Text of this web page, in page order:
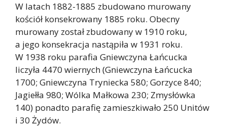
W latach 1882-1885 zbudowano murowany
kościół konsekrowany 1885 roku. Obecny
murowany został zbudowany w 1910 roku,
a jego konsekracja nastąpiła w 1931 roku.
W 1938 roku parafia Gniewczyna Łańcucka
liczyła 4470 wiernych (Gniewczyna Łańcucka
1700; Gniewczyna Tryniecka 580; Gorzyce 840;
Jagiełła 980; Wólka Małkowa 230; Zmysłówka
140) ponadto parafię zamieszkiwało 250 Unitów
i 30 Żydów.